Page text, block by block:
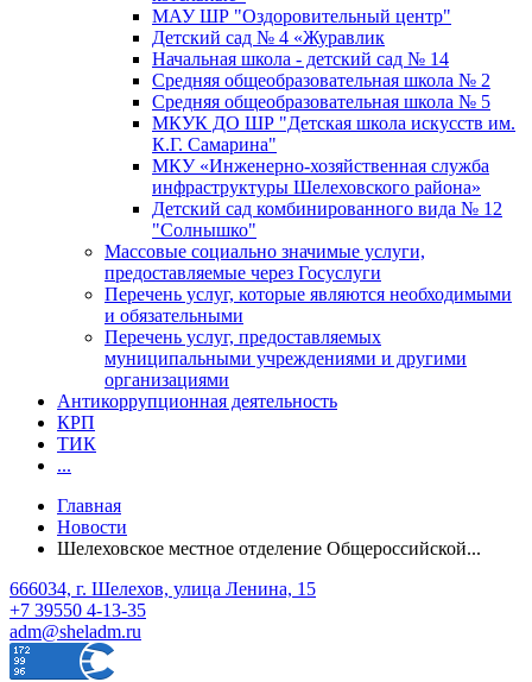
МАУ ШР "Оздоровительный центр"
Детский сад № 4 «Журавлик
Начальная школа - детский сад № 14
Средняя общеобразовательная школа № 2
Средняя общеобразовательная школа № 5
МКУК ДО ШР "Детская школа искусств им.
К.Г. Самарина"
МКУ «Инженерно-хозяйственная служба
инфраструктуры Шелеховского района»
Детский сад комбинированного вида № 12
"Солнышко"
Массовые социально значимые услуги,
предоставляемые через Госуслуги
Перечень услуг, которые являются необходимыми
и обязательными
Перечень услуг, предоставляемых
муниципальными учреждениями и другими
организациями
Антикоррупционная деятельность
КРП
ТИК
...
Главная
Новости
Шелеховское местное отделение Общероссийской...
666034, г. Шелехов, улица Ленина, 15
+7 39550 4-13-35
adm@sheladm.ru